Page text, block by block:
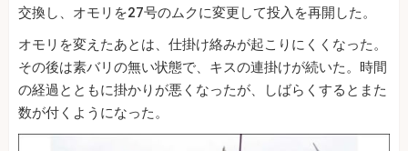
交換し、オモリを27号のムクに変更して投入を再開した。
オモリを変えたあとは、仕掛け絡みが起こりにくくなった。
その後は素バリの無い状態で、キスの連掛けが続いた。時間
の経過とともに掛かりが悪くなったが、しばらくするとまた
数が付くようになった。